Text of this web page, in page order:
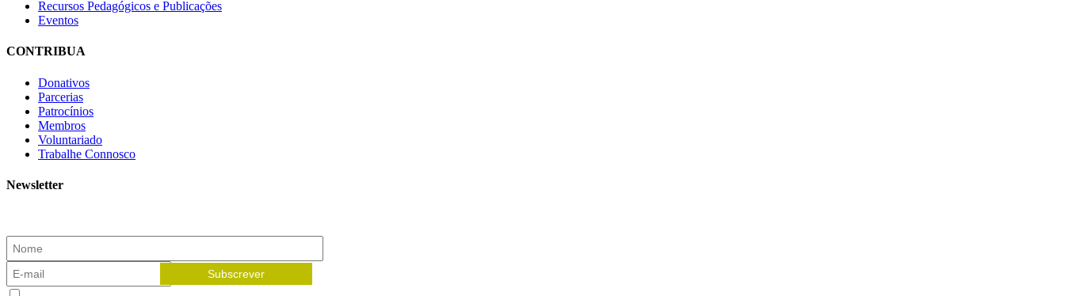
Recursos Pedagógicos e Publicações
Eventos
CONTRIBUA
Donativos
Parcerias
Patrocínios
Membros
Voluntariado
Trabalhe Connosco
Newsletter